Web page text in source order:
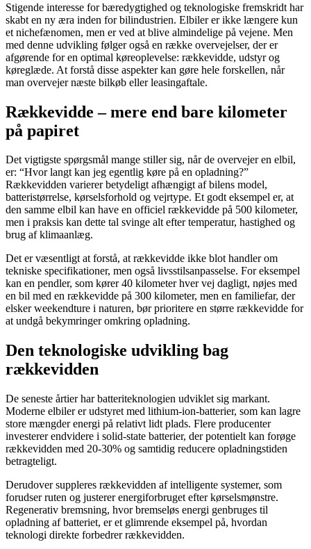
Stigende interesse for bæredygtighed og teknologiske fremskridt har
skabt en ny æra inden for bilindustrien. Elbiler er ikke længere kun
et nichefænomen, men er ved at blive almindelige på vejene. Men
med denne udvikling følger også en række overvejelser, der er
afgørende for en optimal køreoplevelse: rækkevidde, udstyr og
køreglæde. At forstå disse aspekter kan gøre hele forskellen, når
man overvejer næste bilkøb eller leasingaftale.
Rækkevidde – mere end bare kilometer
på papiret
Det vigtigste spørgsmål mange stiller sig, når de overvejer en elbil,
er: “Hvor langt kan jeg egentlig køre på en opladning?”
Rækkevidden varierer betydeligt afhængigt af bilens model,
batteristørrelse, kørselsforhold og vejrtype. Et godt eksempel er, at
den samme elbil kan have en officiel rækkevidde på 500 kilometer,
men i praksis kan dette tal svinge alt efter temperatur, hastighed og
brug af klimaanlæg.
Det er væsentligt at forstå, at rækkevidde ikke blot handler om
tekniske specifikationer, men også livsstilsanpasselse. For eksempel
kan en pendler, som kører 40 kilometer hver vej dagligt, nøjes med
en bil med en rækkevidde på 300 kilometer, men en familiefar, der
elsker weekendture i naturen, bør prioritere en større rækkevidde for
at undgå bekymringer omkring opladning.
Den teknologiske udvikling bag
rækkevidden
De seneste årtier har batteriteknologien udviklet sig markant.
Moderne elbiler er udstyret med lithium-ion-batterier, som kan lagre
store mængder energi på relativt lidt plads. Flere producenter
investerer endvidere i solid-state batterier, der potentielt kan forøge
rækkevidden med 20-30% og samtidig reducere opladningstiden
betragteligt.
Derudover suppleres rækkevidden af intelligente systemer, som
forudser ruten og justerer energiforbruget efter kørselsmønstre.
Regenerativ bremsning, hvor bremseløs energi genbruges til
opladning af batteriet, er et glimrende eksempel på, hvordan
teknologi direkte forbedrer rækkevidden.